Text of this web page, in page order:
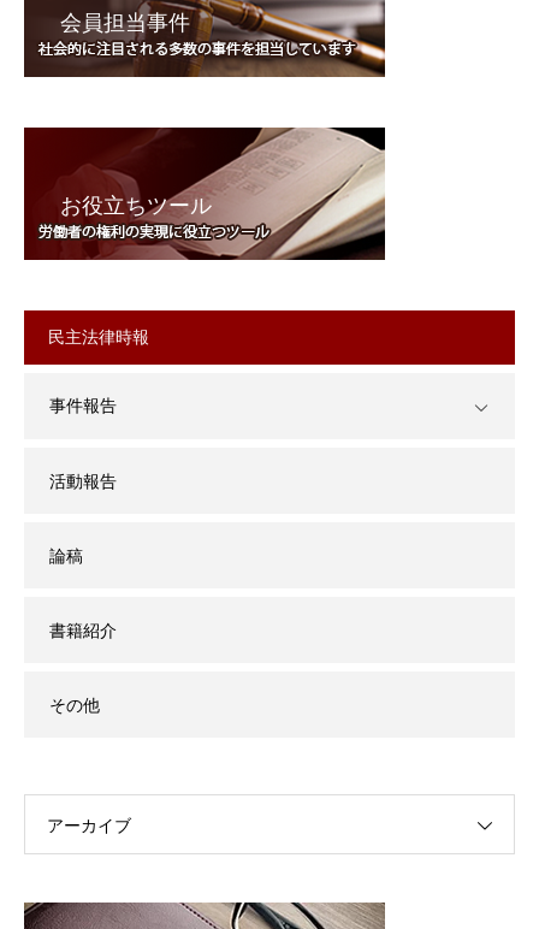
会員担当事件
お役立ちツール
民主法律時報
事件報告
活動報告
論稿
書籍紹介
その他
アーカイブ